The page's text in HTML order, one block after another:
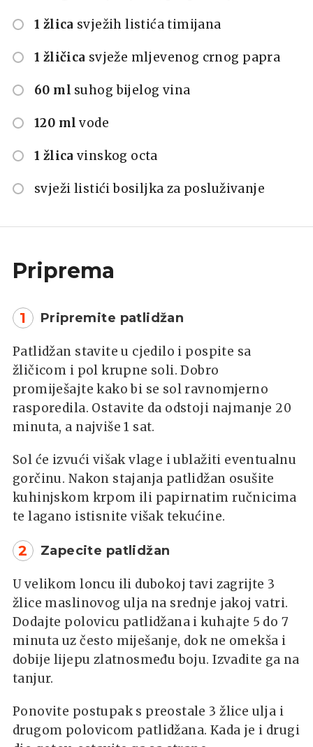
1 žlica svježih listića timijana
1 žličica svježe mljevenog crnog papra
60 ml suhog bijelog vina
120 ml vode
1 žlica vinskog octa
svježi listići bosiljka za posluživanje
Priprema
1 Pripremite patlidžan
Patlidžan stavite u cjedilo i pospite sa
žličicom i pol krupne soli. Dobro
promiješajte kako bi se sol ravnomjerno
rasporedila. Ostavite da odstoji najmanje 20
minuta, a najviše 1 sat.
Sol će izvući višak vlage i ublažiti eventualnu
gorčinu. Nakon stajanja patlidžan osušite
kuhinjskom krpom ili papirnatim ručnicima
te lagano istisnite višak tekućine.
2 Zapecite patlidžan
U velikom loncu ili dubokoj tavi zagrijte 3
žlice maslinovog ulja na srednje jakoj vatri.
Dodajte polovicu patlidžana i kuhajte 5 do 7
minuta uz često miješanje, dok ne omekša i
dobije lijepu zlatnosmeđu boju. Izvadite ga na
tanjur.
Ponovite postupak s preostale 3 žlice ulja i
drugom polovicom patlidžana. Kada je i drugi